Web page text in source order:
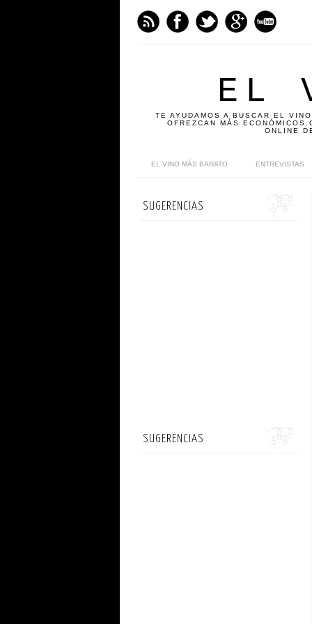
EL
TE AYUDAMOS A BUSCAR EL
OFREZCAN MÁS
ONLINE
EL VINO MÁS BARATO ENTREVISTAS
SUGERENCIAS
SUGERENCIAS